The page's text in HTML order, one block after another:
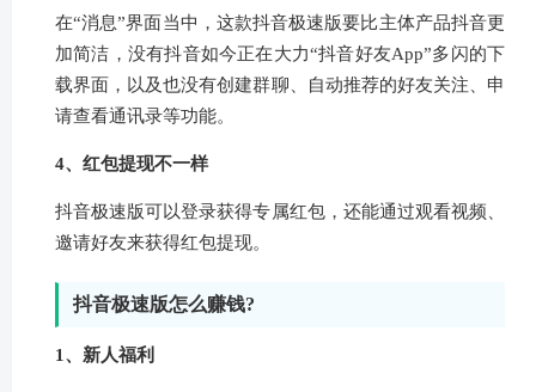
在“消息”界面当中，这款抖音极速版要比主体产品抖音更
加简洁，没有抖音如今正在大力“抖音好友App”多闪的下
载界面，以及也没有创建群聊、自动推荐的好友关注、申
请查看通讯录等功能。
4、红包提现不一样
抖音极速版可以登录获得专属红包，还能通过观看视频、
邀请好友来获得红包提现。
抖音极速版怎么赚钱?
1、新人福利